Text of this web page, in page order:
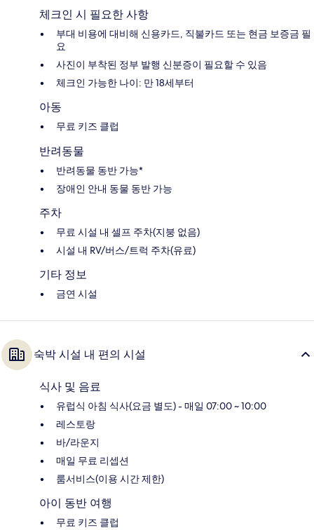
체크인 시 필요한 사항
부대 비용에 대비해 신용카드, 직불카드 또는 현금 보증금 필
요
사진이 부착된 정부 발행 신분증이 필요할 수 있음
체크인 가능한 나이: 만 18세부터
아동
무료 키즈 클럽
반려동물
반려동물 동반 가능*
장애인 안내 동물 동반 가능
주차
무료 시설 내 셀프 주차(지붕 없음)
시설 내 RV/버스/트럭 주차(유료)
기타 정보
금연 시설
숙박 시설 내 편의 시설
식사 및 음료
유럽식 아침 식사(요금 별도) - 매일 07:00 ~ 10:00
레스토랑
바/라운지
매일 무료 리셉션
룸서비스(이용 시간 제한)
아이 동반 여행
무료 키즈 클럽